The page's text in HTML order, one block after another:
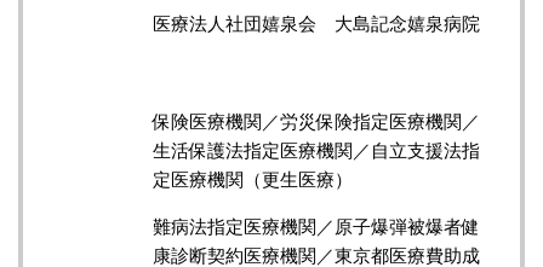
医療法人社団嬉泉会 大島記念嬉泉病院
保険医療機関／労災保険指定医療機関／
生活保護法指定医療機関／自立支援法指
定医療機関（更生医療）
難病法指定医療機関／原子爆弾被爆者健
康診断契約医療機関／東京都医療費助成